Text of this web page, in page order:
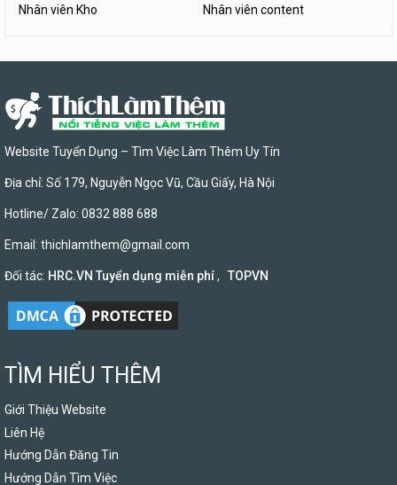
Nhân viên Kho
Nhân viên content
Website Tuyển Dụng – Tìm Việc Làm Thêm Uy Tín
Địa chỉ: Số 179, Nguyễn Ngọc Vũ, Cầu Giấy, Hà Nội
Hotline/ Zalo: 0832 888 688
Email: thichlamthem@gmail.com
Đối tác: HRC.VN Tuyển dụng miễn phí, TOPVN
TÌM HIỂU THÊM
Giới Thiệu Website
Liên Hệ
Hướng Dẫn Đăng Tin
Hướng Dẫn Tìm Việc